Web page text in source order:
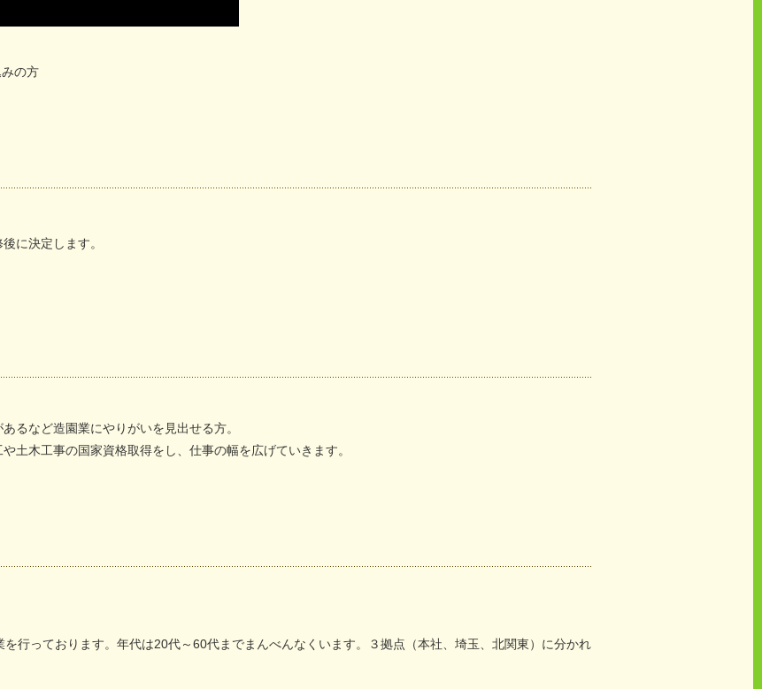
の方
に決定します。
るなど造園業にやりがいを見出せる方。
土木工事の国家資格取得をし、仕事の幅を広げていきます。
行っております。年代は20代～60代までまんべんなくいます。３拠点（本社、埼玉、北関東）に分かれ